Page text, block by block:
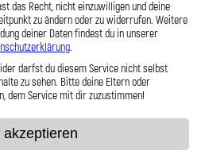
das Recht, nicht einzuwilligen und deine
zu ändern oder zu widerrufen. Weitere
deiner Daten findest du in unserer
.
darfst du diesem Service nicht selbst
zu sehen. Bitte deine Eltern oder
dem Service mit dir zuzustimmen!
akzeptieren